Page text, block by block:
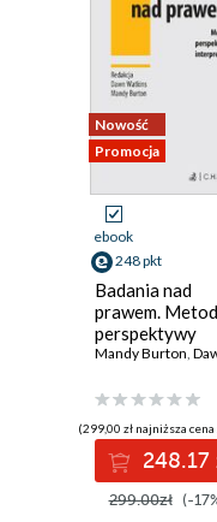
Nowość
Promocja
ebook
248 pkt
Badania nad
prawem.
perspektywy
interpretacje
Mandy Burton Dawn
(299,00 zł najniższa
248.17
299.00zł (-